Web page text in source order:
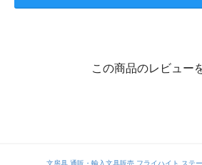
この商品のレビュー
文房具 通販・輸入文具販売 フライハイト ステ